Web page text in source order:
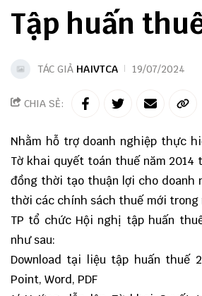
Tập huấn
TÁC GIẢ HAIVTCA 19/07/2024
CHIA SẺ:
Nhằm hỗ trợ doanh nghiệp thực
Tờ khai quyết toán thuế năm 2014
đồng thời tạo thuận lợi cho doanh
thời các chính sách thuế mới trong
TP tổ chức Hội nghị tập huấn
như sau:
Download tại liệu tập huấn thuế
Point, Word, PDF